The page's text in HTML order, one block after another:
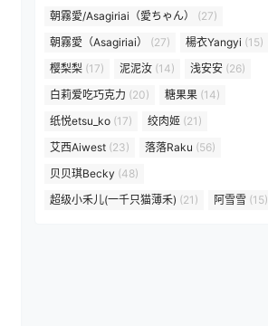
朝霧愛/Asagiriai（愛ちゃん）
(27)
朝霧愛（Asagiriai）
(27) 楊衣Yangyi (15)
樱梨梨 (17) 泥泥汝 (14) 浅安安 (26)
白莉爱吃巧克力 (20) 糖果果 (14)
纸悦etsu_ko (17) 绞肉姬 (21)
艾西Aiwest (23) 落落Raku (56)
贝贝琪Becky (48)
超级小禾儿(一千只猫薄禾) (21) 阿雪雪 (15)